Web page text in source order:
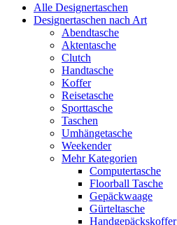
Alle Designertaschen
Designertaschen nach Art
Abendtasche
Aktentasche
Clutch
Handtasche
Koffer
Reisetasche
Sporttasche
Taschen
Umhängetasche
Weekender
Mehr Kategorien
Computertasche
Floorball Tasche
Gepäckwaage
Gürteltasche
Handgepäckskoffer